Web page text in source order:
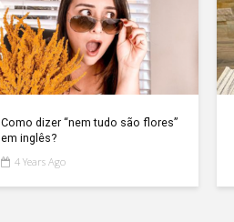
Como dizer “nem tudo são flores”
em inglês?
4 Years Ago